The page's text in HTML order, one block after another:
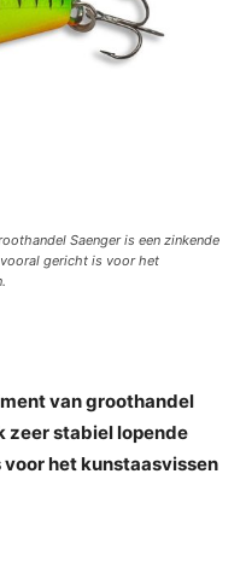
Saenger is een zinkende
gericht is voor het
van groothandel
zeer stabiel lopende
het kunstaasvissen